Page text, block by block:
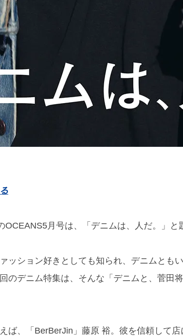
OCEANS5月号は、「デニムは、人だ。」と
ッション好きとしても知られ、デニムとも
のデニム特集は、そんな「デニムと、菅田
ば、「BerBerJin」藤原 裕。彼を信頼して